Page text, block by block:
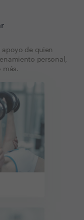
apoyo de quien
personal,
más.